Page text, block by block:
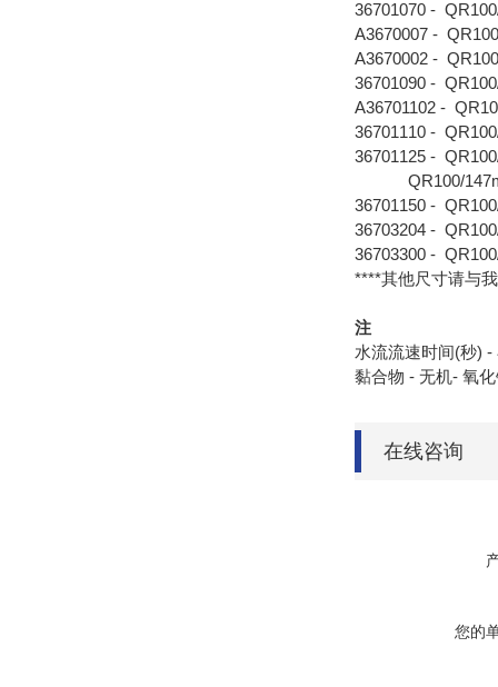
36701070 -
A3670007 -
A3670002 -
36701090 -
A36701102 -
36701110 -
36701125 -
QR100/147mm
36701150 -
36703204 -
36703300 -
****其他尺寸请与
注
水流流速时间(秒)
黏合物 - 无机- 氧
在线咨询
您的